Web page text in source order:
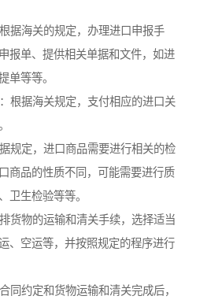
据海关的规定，办理进口申报手
报单、提供相关单据和文件，如进
单等等。
根据海关规定，支付相应的进口关
规定，进口商品需要进行相关的检
商品的性质不同，可能需要进行质
卫生检验等等。
货物的运输和清关手续，选择适当
、空运等，并按照规定的程序进行
同约定和货物运输和清关完成后，